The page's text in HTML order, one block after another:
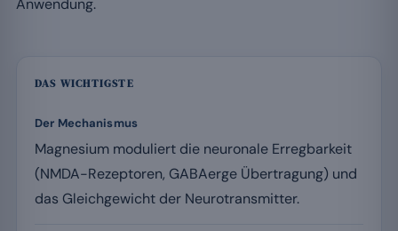
DAS WICHTIGSTE
Der Mechanismus
Magnesium moduliert die neuronale Erregbarkeit
(NMDA-Rezeptoren, GABAerge Übertragung) und
das Gleichgewicht der Neurotransmitter.